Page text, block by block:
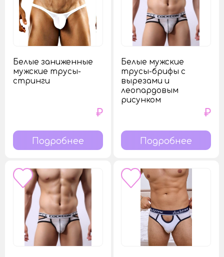
Белые заниженные
мужские трусы-
стринги
₽
Подробнее
Белые мужские
трусы-брифы с
вырезами и
леопардовым
рисунком
₽
Подробнее